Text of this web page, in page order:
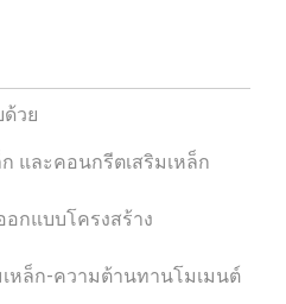
วย
และคอนกรีตเสริมเหล็ก
กแบบโครงสร้าง
หล็ก-ความต้านทานโมเมนต์